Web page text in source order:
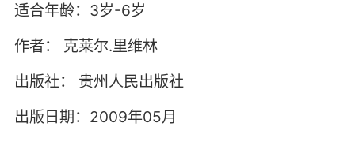
适合年龄：3岁-6岁
作者：
克莱尔.里维林
出版社：
贵州人民出版社
出版日期：2009年05月